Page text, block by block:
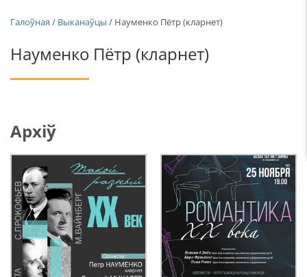
Галоўная / Выканаўцы / Науменко Пётр (кларнет)
Науменко Пётр (кларнет)
Архіў